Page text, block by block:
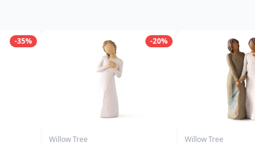
-35% -20%
Willow Tree Willow Tree